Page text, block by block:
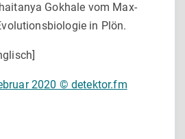
Gokhale vom Max-
in Plön.
2020 © detektor.fm